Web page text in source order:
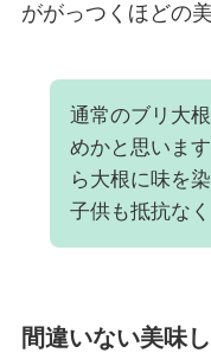
ががっつくほどの
通常のブリ大
めかと思いま
ら大根に味を
子供も抵抗な
間違いない美味